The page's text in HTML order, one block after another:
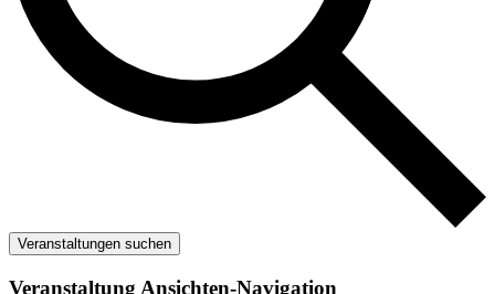
Veranstaltungen suchen
Veranstaltung Ansichten-Navigation